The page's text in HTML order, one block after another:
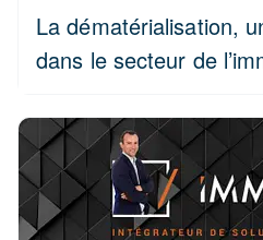
La dématérialisation,
dans le secteur de